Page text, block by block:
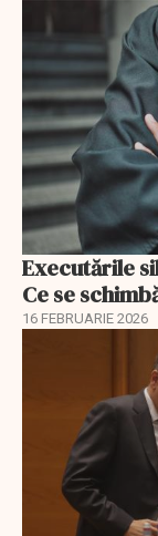
Executările
Ce se
16 FEBRUARIE 2026